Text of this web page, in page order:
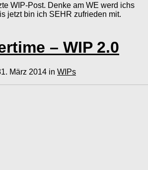
WIP-Post. Denke am WE werd ichs
jetzt bin ich SEHR zufrieden mit.
– WIP 2.0
März 2014 in WIPs